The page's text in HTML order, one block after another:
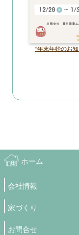
*年末年始のお
ホーム
会社情報
家づくり
お問合せ